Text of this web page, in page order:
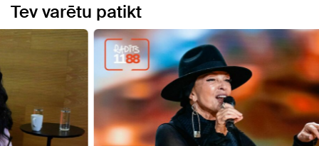
Tev varētu patikt